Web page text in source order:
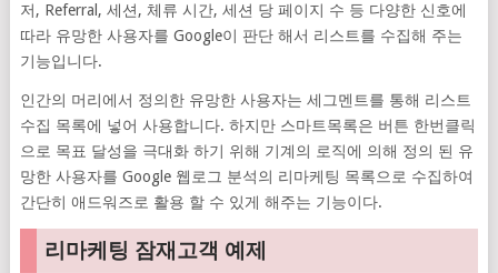
저, Referral, 세션, 체류 시간, 세션 당 페이지 수 등 다양한 신호에
따라 유망한 사용자를 Google이 판단 해서 리스트를 수집해 주는
기능입니다.
인간의 머리에서 정의한 유망한 사용자는 세그멘트를 통해 리스트
수집 목록에 넣어 사용합니다. 하지만 스마트목록은 버튼 한번클릭
으로 목표 달성을 극대화 하기 위해 기계의 로직에 의해 정의 된 유
망한 사용자를 Google 웹로그 분석의 리마케팅 목록으로 수집하여
간단히 애드워즈로 활용 할 수 있게 해주는 기능이다.
리마케팅 잠재고객 예제